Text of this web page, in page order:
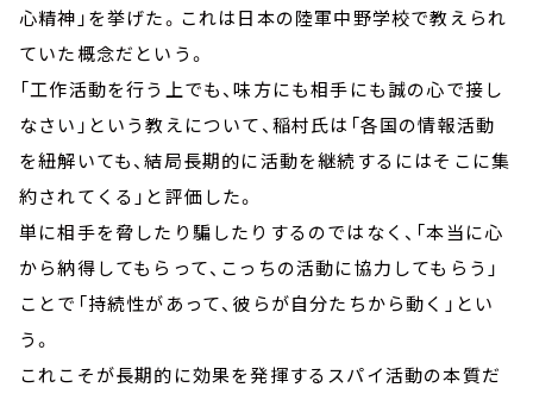
心精神」を挙げた。これは日本の陸軍中野学校で教えられ
ていた概念だという。
「工作活動を行う上でも、味方にも相手にも誠の心で接し
なさい」という教えについて、稲村氏は「各国の情報活動
を紐解いても、結局長期的に活動を継続するにはそこに集
約されてくる」と評価した。
単に相手を脅したり騙したりするのではなく、「本当に心
から納得してもらって、こっちの活動に協力してもらう」
ことで「持続性があって、彼らが自分たちから動く」とい
う。
これこそが長期的に効果を発揮するスパイ活動の本質だ